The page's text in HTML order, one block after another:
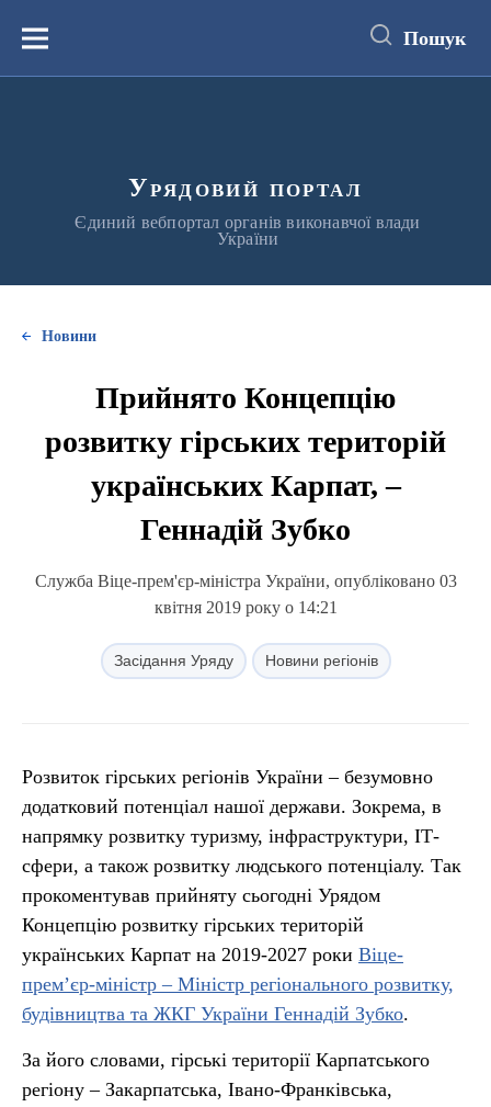
вмістуМеню Пошук
Урядовий портал
Єдиний вебпортал органів виконавчої влади
України
Новини
Прийнято Концепцію
розвитку гірських територій
українських Карпат, –
Геннадій Зубко
Служба Віце-прем'єр-міністра України, опубліковано 03
квітня 2019 року о 14:21
Засідання Уряду Новини регіонів
Розвиток гірських регіонів України – безумовно
додатковий потенціал нашої держави. Зокрема, в
напрямку розвитку туризму, інфраструктури, ІТ-
сфери, а також розвитку людського потенціалу. Так
прокоментував прийняту сьогодні Урядом
Концепцію розвитку гірських територій
українських Карпат на 2019-2027 роки Віце-
прем’єр-міністр – Міністр регіонального розвитку,
будівництва та ЖКГ України Геннадій Зубко.
За його словами, гірські території Карпатського
регіону – Закарпатська, Івано-Франківська,